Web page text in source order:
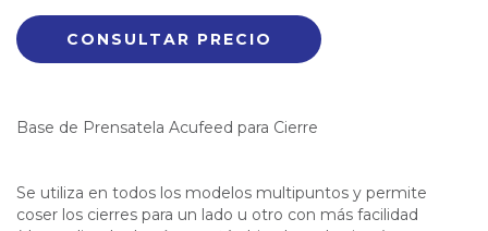
Base de Prensatela Acufeed para Cierre
Se utiliza en todos los modelos multipuntos y permite
coser los cierres para un lado u otro con más facilidad